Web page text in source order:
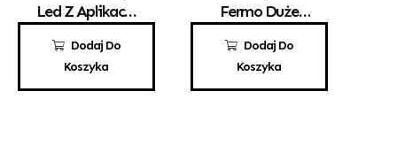
Dodaj Do
Koszyka
Led Z Aplikacją
32,00 zł
Dodaj Do
Koszyka
Fermo Duże
Złoty Solar
125,00zł